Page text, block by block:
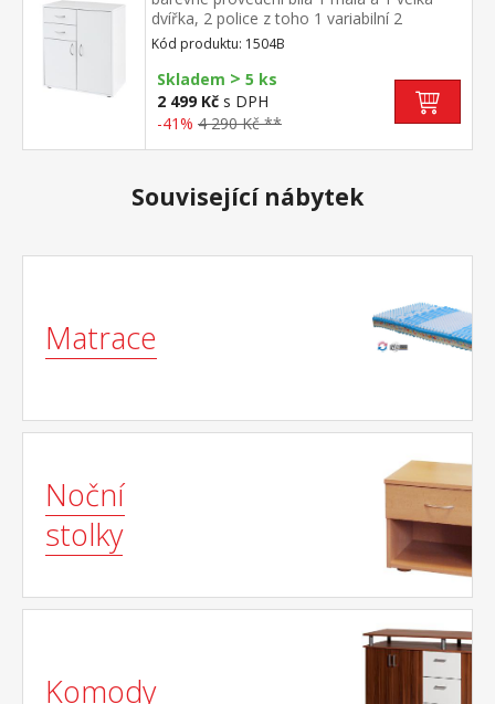
dvířka, 2 police z toho 1 variabilní 2
zásuvky, hloubka zásuvky 30 cm
Kód produktu: 1504B
Skladem > 5 ks
2 499 Kč s DPH
-41% 4 290 Kč **
Související nábytek
Matrace
Noční
stolky
Komody